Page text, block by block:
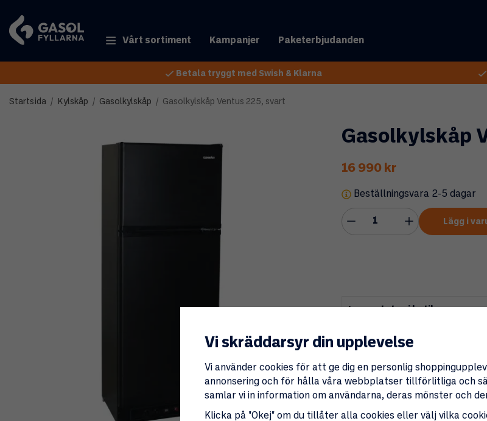
Vårt sortiment Kampanjer Paketerbjudanden
Betala tryggt med Swish & Klarna
Startsida / Kylskåp / Gasolkylskåp / Gasolkylskåp Ventus 225, svart
Gasolkylskåp
16 990 kr
Beställningsvara 2-5 dagar
Lägg i
Lagerstatus i butik
Ventus 225 är ett praktiskt
Vi skräddarsyr din upplevelse
Vi använder cookies för att ge dig en personlig
annonsering och för hålla våra webbplatser tillförlitliga och
samlar vi in information om användarna, deras mönster och
Klicka på "Okej" om du tillåter alla cookies eller välj vilka